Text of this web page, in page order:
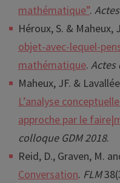
mathématique”.
Héroux, S. & Maheux,
objet-avec-lequel-
mathématique. Actes
Maheux, JF. &
L’analyse
approche par le
colloque GDM 2018.
Reid, D., Graven, M.
Conversation. FLM